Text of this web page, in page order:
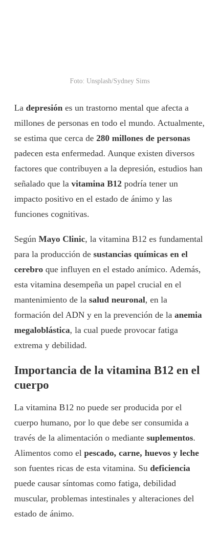
Foto: Unsplash/Sydney Sims
La depresión es un trastorno mental que afecta a
millones de personas en todo el mundo. Actualmente,
se estima que cerca de 280 millones de personas
padecen esta enfermedad. Aunque existen diversos
factores que contribuyen a la depresión, estudios han
señalado que la vitamina B12 podría tener un
impacto positivo en el estado de ánimo y las
funciones cognitivas.
Según Mayo Clinic, la vitamina B12 es fundamental
para la producción de sustancias químicas en el
cerebro que influyen en el estado anímico. Además,
esta vitamina desempeña un papel crucial en el
mantenimiento de la salud neuronal, en la
formación del ADN y en la prevención de la anemia
megaloblástica, la cual puede provocar fatiga
extrema y debilidad.
Importancia de la vitamina B12 en el
cuerpo
La vitamina B12 no puede ser producida por el
cuerpo humano, por lo que debe ser consumida a
través de la alimentación o mediante suplementos.
Alimentos como el pescado, carne, huevos y leche
son fuentes ricas de esta vitamina. Su deficiencia
puede causar síntomas como fatiga, debilidad
muscular, problemas intestinales y alteraciones del
estado de ánimo.